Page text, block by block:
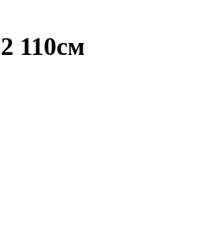
110см